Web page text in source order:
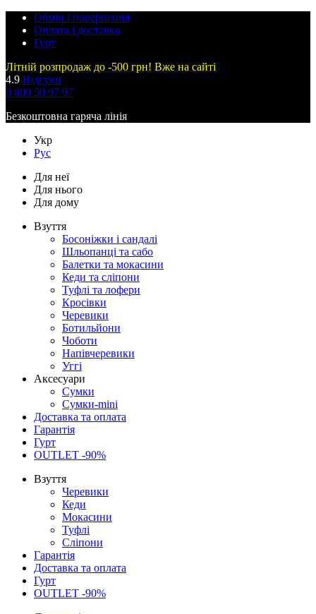
Обмін і повернення
Оплата і доставка
Гурт
Літній розпродаж до -500 грн! Вже на сайті
4.9 Відгуки
0 800 50 97 97
Безкоштовна гаряча лінія
Укр
Рус
Для неї
Для нього
Для дому
Взуття
Босоніжки і сандалі
Шльопанці та сабо
Балетки та мокасини
Кеди та сліпони
Туфлі та лофери
Кросівки
Черевики
Ботильйони
Чоботи
Напівчеревики
Уггі
Аксесуари
Сумки
Сумки-mini
Доставка та оплата
Гарантія
Гурт
OUTLET -90%
Взуття
Черевики
Кеди
Мокасини
Туфлі
Сліпони
Гарантія
Доставка та оплата
Гурт
OUTLET -90%